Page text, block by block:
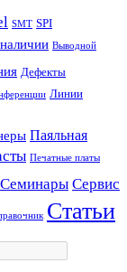
SMT SPI
Выводной
Дефекты
Линии
Паяльная
Печатные платы
Семинары Сервис
Статьи